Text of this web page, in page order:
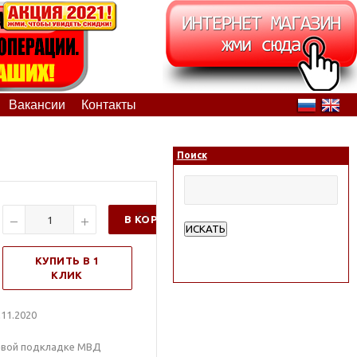
Вакансии Контакты
В КОРЗИНУ
КУПИТЬ В 1
КЛИК
подкладке МВД
Поиск
ИСКАТЬ